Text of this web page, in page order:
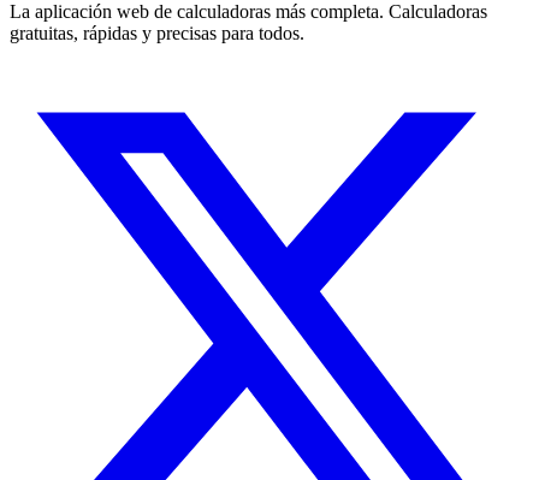
La aplicación web de calculadoras más completa. Calculadoras
gratuitas, rápidas y precisas para todos.